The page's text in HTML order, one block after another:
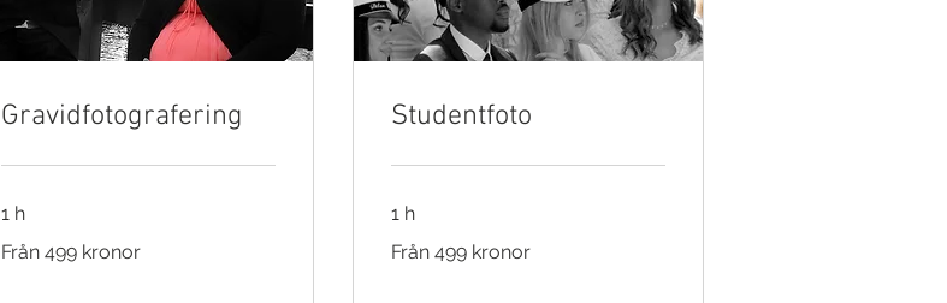
Gravidfotografering
1 h
499
Från 499 kronor
Studentfoto
1 h
499
Från 499 kronor